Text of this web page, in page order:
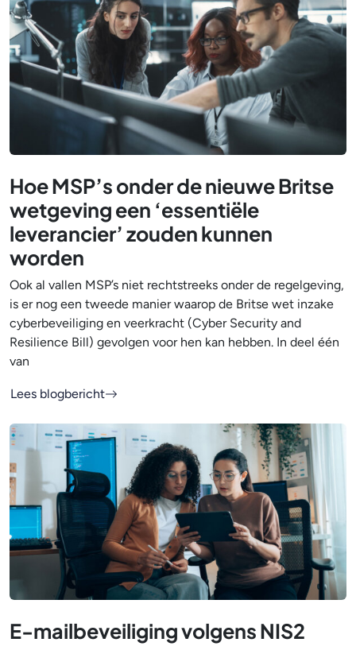
Hoe MSP’s onder de nieuwe Britse
wetgeving een ‘essentiële
leverancier’ zouden kunnen
worden
Ook al vallen MSP’s niet rechtstreeks onder de regelgeving,
is er nog een tweede manier waarop de Britse wet inzake
cyberbeveiliging en veerkracht (Cyber Security and
Resilience Bill) gevolgen voor hen kan hebben. In deel één
van
Lees blogbericht
E-mailbeveiliging volgens NIS2